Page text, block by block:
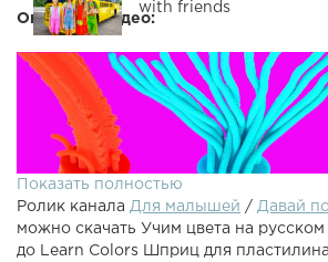
with friends
Описание видео:
Показать полностью
Ролик канала Для малышей / Давай
можно скачать Учим цвета на
до Learn Colors Шприц для